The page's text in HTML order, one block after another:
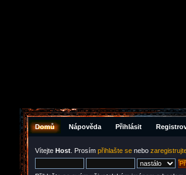
Domů Nápověda Přihlásit
Vítejte Host . Prosím přihlašte se nebo